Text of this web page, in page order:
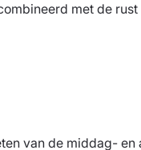
met de
van de middag- en